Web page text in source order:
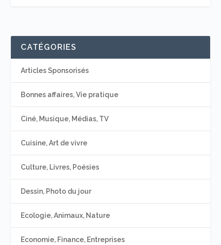
CATÉGORIES
Articles Sponsorisés
Bonnes affaires, Vie pratique
Ciné, Musique, Médias, TV
Cuisine, Art de vivre
Culture, Livres, Poésies
Dessin, Photo du jour
Ecologie, Animaux, Nature
Economie, Finance, Entreprises